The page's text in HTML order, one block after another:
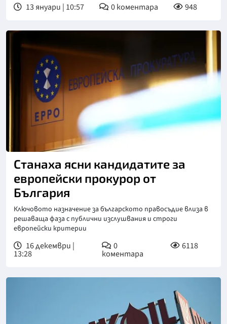
13 януари | 10:57 0коментара 948
Станаха ясни кандидатите за
европейски прокурор от
България
Ключовото назначение за българското правосъдие влиза в
решаваща фаза с публични изслушвания и строги
европейски критерии
16 декември |
13:28
0
коментара
6118